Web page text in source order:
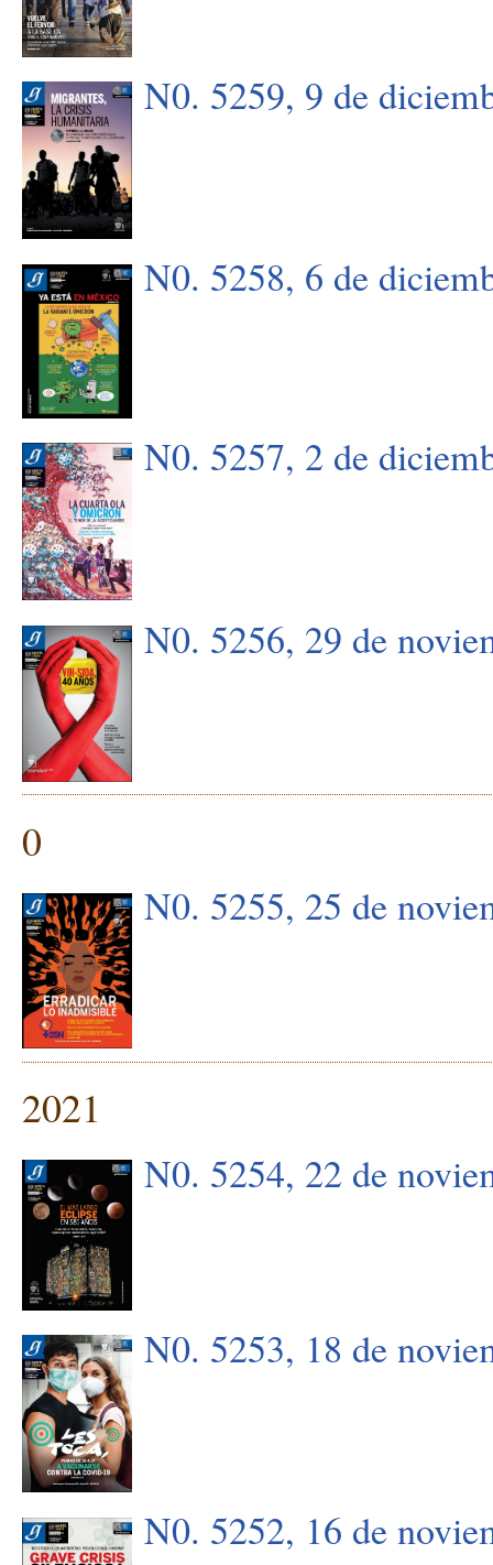
N0. 5259, 9 de
N0. 5258, 6 de
N0. 5257, 2 de
N0. 5256, 29 de
0
N0. 5255, 25 de
2021
N0. 5254, 22 de
N0. 5253, 18 de
N0. 5252, 16 de